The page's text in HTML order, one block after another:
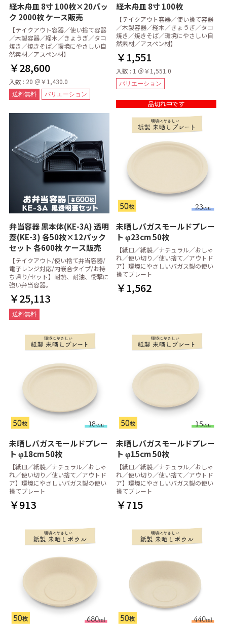
経木舟皿 8寸 100枚×20パッ
ク 2000枚 ケース販売
【テイクアウト容器／使い捨て容器
／木製容器／経木／きょうぎ／タコ
焼き／焼きそば／環境にやさしい自
然素材／アスペン材】
￥28,600
入数 : 20 ＠￥1,430.0
送料無料 バリエーション
経木舟皿 8寸 100枚
【テイクアウト容器／使い捨て容器
／木製容器／経木／きょうぎ／タコ
焼き／焼きそば／環境にやさしい自
然素材／アスペン材】
￥1,551
入数 : 1 ＠￥1,551.0
バリエーション
品切れ中です
弁当容器 黒本体(KE-3A) 透明
蓋(KE-3) 各50枚×12パック
セット 各600枚 ケース販売
【テイクアウト/使い捨て弁当容器/
電子レンジ対応/内嵌合タイプ/お持
ち帰り/セット】耐熱、耐油、衝撃に
強い弁当容器。
￥25,113
送料無料
未晒しバガスモールドプレー
ト φ23cm 50枚
【紙皿／紙製／ナチュラル／おしゃ
れ／使い切り／使い捨て／アウトド
ア】環境にやさしいバガス製の使い
捨てプレート
￥1,562
未晒しバガスモールドプレー
ト φ18cm 50枚
【紙皿／紙製／ナチュラル／おしゃ
れ／使い切り／使い捨て／アウトド
ア】環境にやさしいバガス製の使い
捨てプレート
￥913
未晒しバガスモールドプレー
ト φ15cm 50枚
【紙皿／紙製／ナチュラル／おしゃ
れ／使い切り／使い捨て／アウトド
ア】環境にやさしいバガス製の使い
捨てプレート
￥715